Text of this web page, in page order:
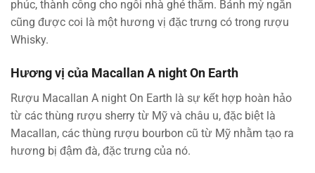
phúc, thành công cho ngôi nhà ghé thăm. Bánh mỳ ngắn
cũng được coi là một hương vị đặc trưng có trong rượu
Whisky.
Hương vị của Macallan A night On Earth
Rượu Macallan A night On Earth là sự kết hợp hoàn hảo
từ các thùng rượu sherry từ Mỹ và châu u, đặc biệt là
Macallan, các thùng rượu bourbon cũ từ Mỹ nhằm tạo ra
hương bị đậm đà, đặc trưng của nó.